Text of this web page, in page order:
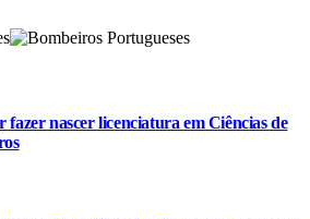
fazer nascer licenciatura em Ciências de